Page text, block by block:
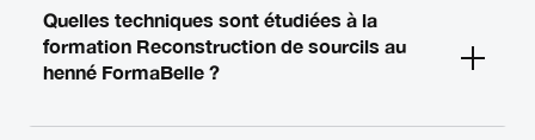
Quelles techniques sont étudiées à la
formation Reconstruction de sourcils au
henné FormaBelle ?